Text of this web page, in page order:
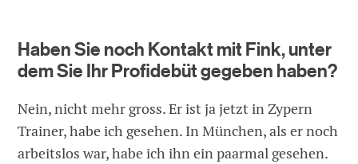
Haben Sie noch Kontakt mit Fink, unter
dem Sie Ihr Profidebüt gegeben haben?
Nein, nicht mehr gross. Er ist ja jetzt in Zypern
Trainer, habe ich gesehen. In München, als er noch
arbeitslos war, habe ich ihn ein paarmal gesehen.